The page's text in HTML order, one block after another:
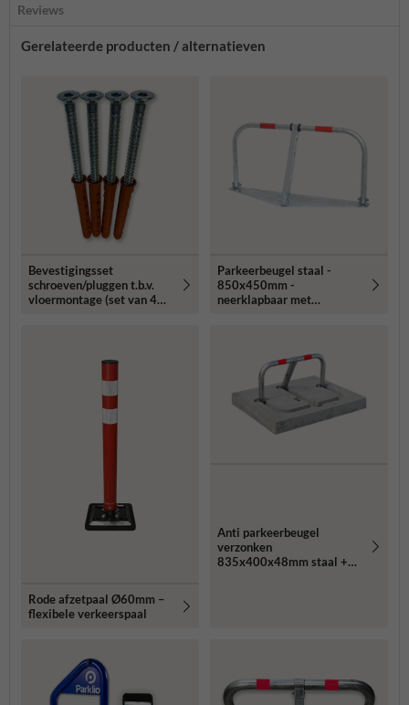
Reviews
Gerelateerde producten / alternatieven
Bevestigingsset
schroeven/pluggen t.b.v.
vloermontage (set van 4
Parkeerbeugel staal -
850x450mm -
neerklapbaar met
Rode afzetpaal Ø60mm –
flexibele verkeerspaal
Anti parkeerbeugel
verzonken
835x400x48mm staal +